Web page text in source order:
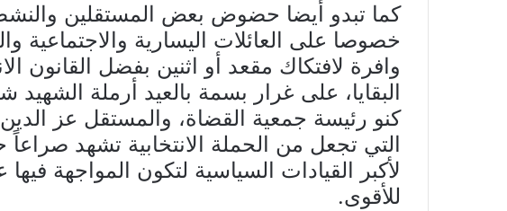
كما تبدو أيضا حضوض بعض المستقلين
خصوصا على العائلات اليسارية والاجتماعية
وافرة لافتكاك مقعد أو اثنين بفضل القانون
البقايا، على غرار بسمة بالعيد أرملة الشهيد
كنو رئيسة جمعية القضاة، والمستقل عز
التي تجعل من الحملة الانتخابية تشهد صراعاً
لأكبر القيادات السياسية لتكون المواجهة
للأقوى.